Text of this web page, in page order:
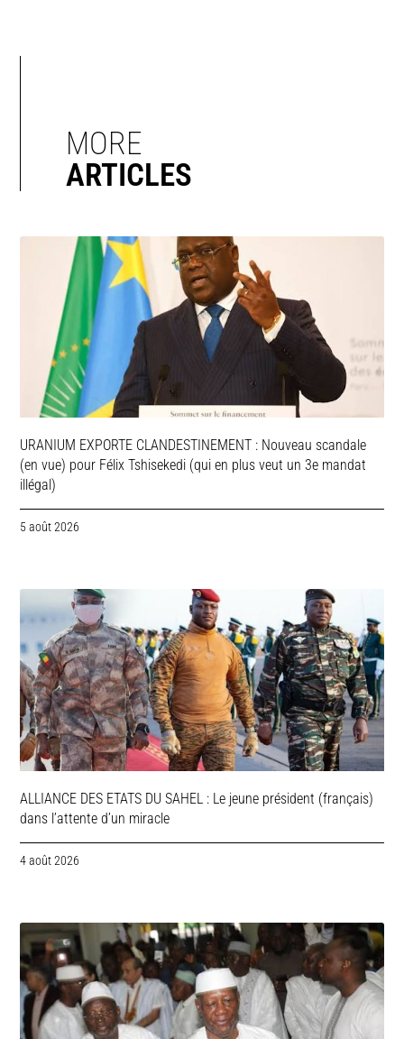
MORE
ARTICLES
URANIUM EXPORTE CLANDESTINEMENT : Nouveau scandale
(en vue) pour Félix Tshisekedi (qui en plus veut un 3e mandat
illégal)
5 août 2026
ALLIANCE DES ETATS DU SAHEL : Le jeune président (français)
dans l’attente d’un miracle
4 août 2026